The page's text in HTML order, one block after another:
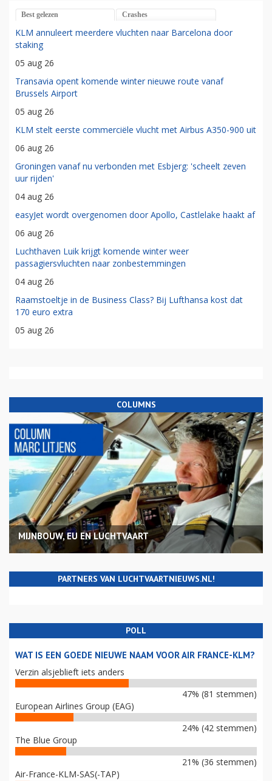
Best gelezen Crashes
KLM annuleert meerdere vluchten naar Barcelona door
staking
05 aug 26
Transavia opent komende winter nieuwe route vanaf
Brussels Airport
05 aug 26
KLM stelt eerste commerciële vlucht met Airbus A350-900 uit
06 aug 26
Groningen vanaf nu verbonden met Esbjerg: 'scheelt zeven
uur rijden'
04 aug 26
easyJet wordt overgenomen door Apollo, Castlelake haakt af
06 aug 26
Luchthaven Luik krijgt komende winter weer
passagiersvluchten naar zonbestemmingen
04 aug 26
Raamstoeltje in de Business Class? Bij Lufthansa kost dat
170 euro extra
05 aug 26
COLUMNS
MIJNBOUW, EU EN LUCHTVAART
PARTNERS VAN LUCHTVAARTNIEUWS.NL!
POLL
WAT IS EEN GOEDE NIEUWE NAAM VOOR AIR FRANCE-KLM?
Verzin alsjeblieft iets anders
47% (81 stemmen)
European Airlines Group (EAG)
24% (42 stemmen)
The Blue Group
21% (36 stemmen)
Air-France-KLM-SAS(-TAP)